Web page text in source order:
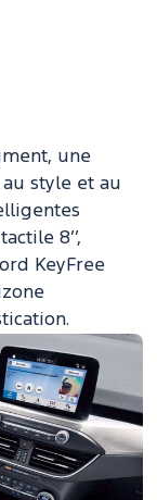
une
style et au
8’’,
KeyFree